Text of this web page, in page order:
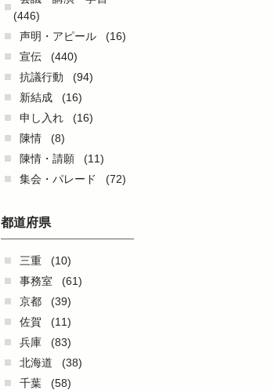
(446)
声明・アピール
(16)
宣伝
(440)
抗議行動
(94)
新結成
(16)
申し入れ
(16)
陳情
(8)
陳情・請願
(11)
集会・パレード
(72)
都道府県
三重
(10)
事務室
(61)
京都
(39)
佐賀
(11)
兵庫
(83)
北海道
(38)
千葉
(58)